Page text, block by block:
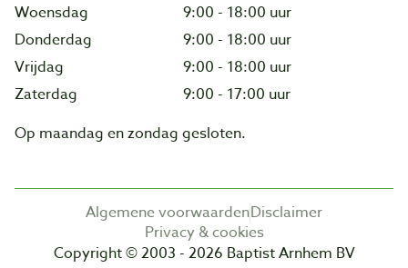
Woensdag
9:00 - 18:00 uur
Donderdag
9:00 - 18:00 uur
Vrijdag
9:00 - 18:00 uur
Zaterdag
9:00 - 17:00 uur
Op maandag en zondag gesloten.
Algemene voorwaardenDisclaimer
Privacy & cookies
Copyright © 2003 - 2026 Baptist Arnhem BV